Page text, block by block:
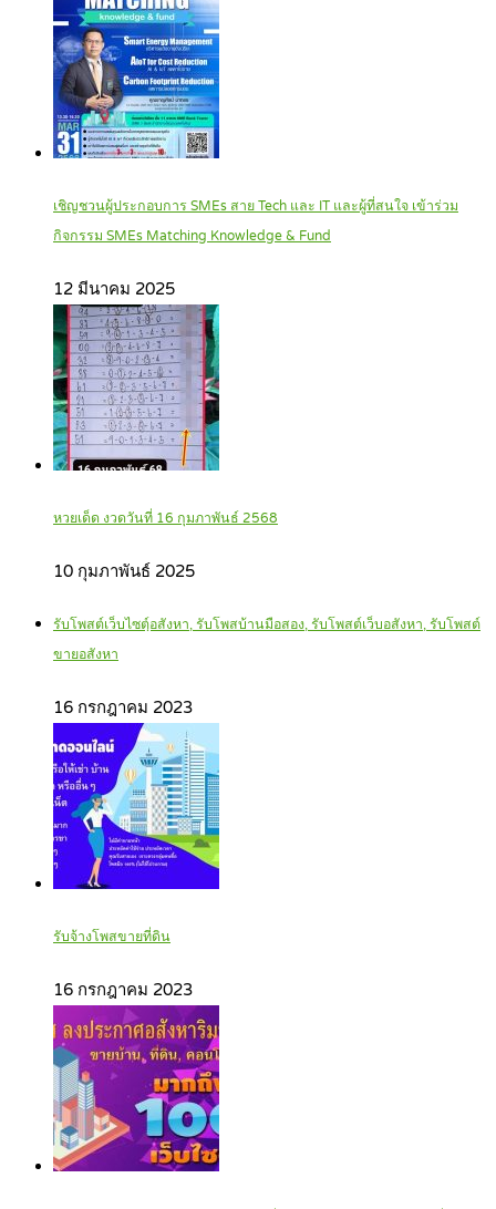
เชิญชวนผู้ประกอบการ SMEs สาย Tech และ IT และผู้ที่สนใจ เข้าร่วม
กิจกรรม SMEs Matching Knowledge & Fund
12 มีนาคม 2025
หวยเด็ด งวดวันที่ 16 กุมภาพันธ์ 2568
10 กุมภาพันธ์ 2025
รับโพสต์เว็บไซตฺ์อสังหา, รับโพสบ้านมือสอง, รับโพสต์เว็บอสังหา, รับโพสต์
ขายอสังหา
16 กรกฎาคม 2023
รับจ้างโพสขายที่ดิน
16 กรกฎาคม 2023